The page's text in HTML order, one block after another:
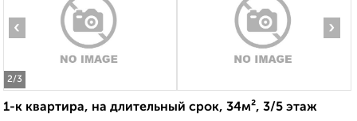
2/3
‹ ›
1-к квартира, на длительный срок, 34м², 3/5 этаж